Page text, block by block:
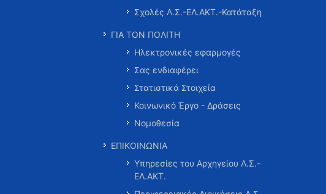
Σχολές Λ.Σ.-ΕΛ.ΑΚΤ.-Κατάταξη
ΓΙΑ ΤΟΝ ΠΟΛΙΤΗ
Ηλεκτρονικές εφαρμογές
Σας ενδιαφέρει
Στατιστικά Στοιχεία
Κοινωνικό Έργο - Δράσεις
Νομοθεσία
ΕΠΙΚΟΙΝΩΝΙΑ
Υπηρεσίες του Αρχηγείου Λ.Σ.-
ΕΛ.ΑΚΤ.